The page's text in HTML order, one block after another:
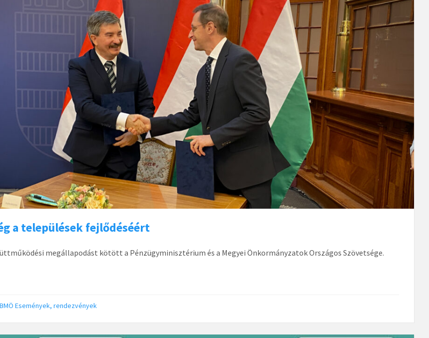
a települések fejlődéséért
megállapodást kötött a Pénzügyminisztérium és a Megyei Önkormányzatok Országos Szövetsége.
Események, rendezvények